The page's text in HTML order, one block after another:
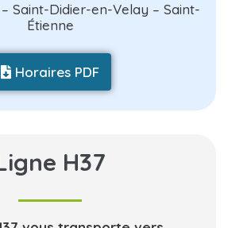
Saint-Didier-en-Velay – Saint-
Étienne
Horaires PDF
H37